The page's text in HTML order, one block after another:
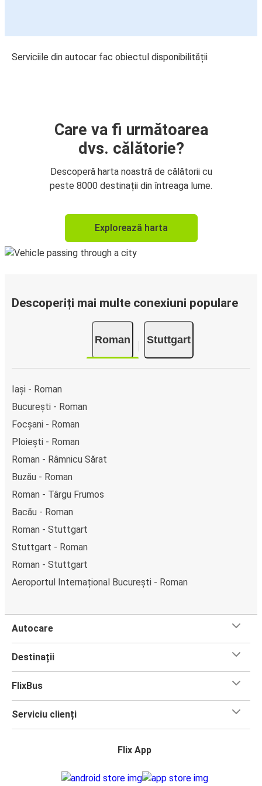
Serviciile din autocar fac obiectul disponibilității
Care va fi următoarea
dvs. călătorie?
Descoperă harta noastră de călătorii cu
peste 8000 destinații din întreaga lume.
Explorează harta
Descoperiți mai multe conexiuni populare
Roman Stuttgart
Iași - Roman
București - Roman
Focșani - Roman
Ploiești - Roman
Roman - Râmnicu Sărat
Buzău - Roman
Roman - Târgu Frumos
Bacău - Roman
Roman - Stuttgart
Stuttgart - Roman
Roman - Stuttgart
Aeroportul Internațional București - Roman
Autocare
Destinații
FlixBus
Serviciu clienți
Flix App